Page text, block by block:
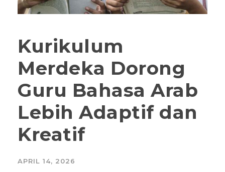
Kurikulum
Merdeka Dorong
Guru Bahasa Arab
Lebih Adaptif dan
Kreatif
APRIL 14, 2026